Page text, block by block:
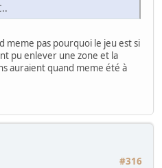
meme pas pourquoi le jeu est si
pu enlever une zone et la
auraient quand meme été à
#316